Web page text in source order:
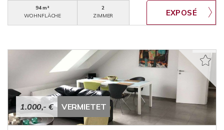
94 m²
WOHNFLÄCHE
2
ZIMMER
1.000,- € VERMIETET